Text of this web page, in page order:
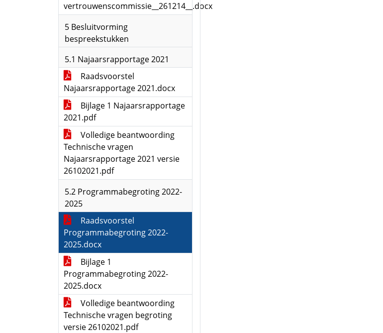
vertrouwenscommissie__261214__.docx
5 Besluitvorming
bespreekstukken
5.1 Najaarsrapportage 2021
Raadsvoorstel
Najaarsrapportage 2021.docx
Bijlage 1 Najaarsrapportage
2021.pdf
Volledige beantwoording
Technische vragen
Najaarsrapportage 2021 versie
26102021.pdf
5.2 Programmabegroting 2022-
2025
Raadsvoorstel
Programmabegroting 2022-
2025.docx
Bijlage 1
Programmabegroting 2022-
2025.docx
Volledige beantwoording
Technische vragen begroting
versie 26102021.pdf